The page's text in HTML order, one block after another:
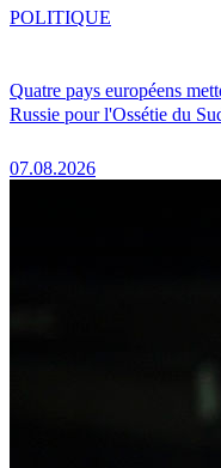
Quatre pays européens
Russie pour l'Ossétie du
07.08.2026
POLITIQUE